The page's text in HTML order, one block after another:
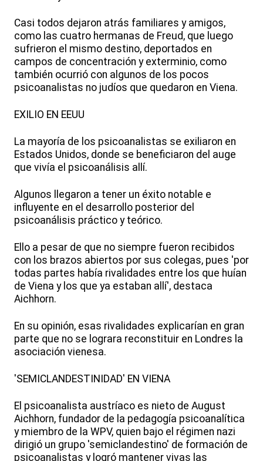
Casi todos dejaron atrás familiares y amigos,
como las cuatro hermanas de Freud, que luego
sufrieron el mismo destino, deportados en
campos de concentración y exterminio, como
también ocurrió con algunos de los pocos
psicoanalistas no judíos que quedaron en Viena.
EXILIO EN EEUU
La mayoría de los psicoanalistas se exiliaron en
Estados Unidos, donde se beneficiaron del auge
que vivía el psicoanálisis allí.
Algunos llegaron a tener un éxito notable e
influyente en el desarrollo posterior del
psicoanálisis práctico y teórico.
Ello a pesar de que no siempre fueron recibidos
con los brazos abiertos por sus colegas, pues 'por
todas partes había rivalidades entre los que huían
de Viena y los que ya estaban allí', destaca
Aichhorn.
En su opinión, esas rivalidades explicarían en gran
parte que no se lograra reconstituir en Londres la
asociación vienesa.
'SEMICLANDESTINIDAD' EN VIENA
El psicoanalista austríaco es nieto de August
Aichhorn, fundador de la pedagogía psicoanalítica
y miembro de la WPV, quien bajo el régimen nazi
dirigió un grupo 'semiclandestino' de formación de
psicoanalistas y logró mantener vivas las